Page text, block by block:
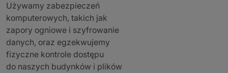
Używamy zabezpieczeń
komputerowych, takich jak
zapory ogniowe i szyfrowanie
danych, oraz egzekwujemy
fizyczne kontrole dostępu
do naszych budynków i plików